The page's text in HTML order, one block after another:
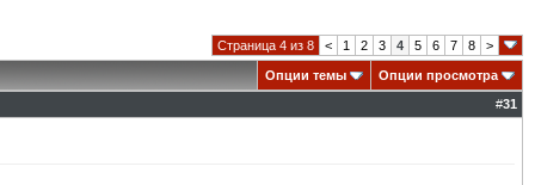
Страница 4 из 8 < 1 2 3 4 5 6 7 8 >
Опции темы
Опции просмотра
#31